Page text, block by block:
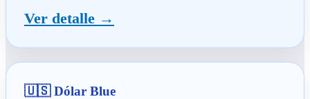
Ver detalle →
🇺🇸 Dólar Blue